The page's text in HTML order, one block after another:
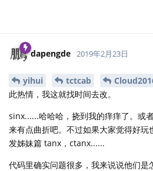
dapengde 2019年2月23日
yihui tctcab
此热情，我这就找时间去改。
sinx......哈哈哈，挠到我的痒痒了。或
来有点曲折吧。不过如果大家觉得好玩
发姊妹篇 tanx，ctanx......
代码里确实问题很多，我来说说他们是